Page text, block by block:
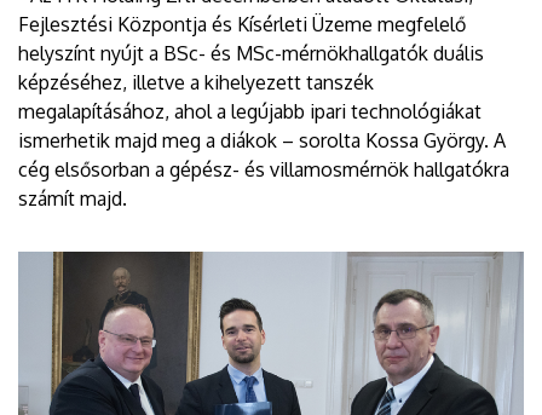
Fejlesztési Központja és Kísérleti Üzeme megfelelő
helyszínt nyújt a BSc- és MSc-mérnökhallgatók duális
képzéséhez, illetve a kihelyezett tanszék
megalapításához, ahol a legújabb ipari technológiákat
ismerhetik majd meg a diákok – sorolta Kossa György. A
cég elsősorban a gépész- és villamosmérnök hallgatókra
számít majd.